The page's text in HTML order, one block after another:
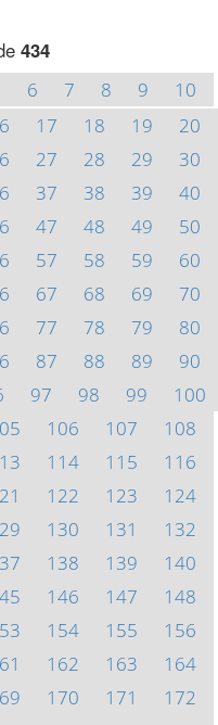
434
6 7 8 9
10
17 18 19
20
27 28 29
30
37 38 39
40
47 48 49
50
57 58 59
60
67 68 69
70
77 78 79
80
87 88 89
90
97 98 99
100
106 107
108
114 115
116
122 123
124
130 131
132
138 139
140
146 147
148
154 155
156
162 163
164
170 171
172